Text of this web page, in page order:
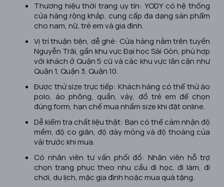
Thương hiệu thời trang uy tín: YODY có hệ thống
cửa hàng rộng khắp, cung cấp đa dạng sản phẩm
cho nam, nữ, trẻ em và gia đình.
Vị trí thuận tiện, dễ ghé: Cửa hàng nằm trên tuyến
Nguyễn Trãi, gần khu vực Đại học Sài Gòn, phù hợp
với khách ở Quận 5 cũ và các khu vực lân cận như
Quận 1, Quận 3, Quận 10.
Được thử size trực tiếp: Khách hàng có thể thử áo
polo, áo phông, quần, váy, đồ trẻ em để chọn
đúng form, hạn chế mua nhầm size khi đặt online.
Dễ kiểm tra chất liệu thật: Bạn có thể cảm nhận độ
mềm, độ co giãn, độ dày mỏng và độ thoáng của
vải trước khi mua.
Có nhân viên tư vấn phối đồ: Nhân viên hỗ trợ
chọn trang phục theo nhu cầu đi học, đi làm, đi
chơi, du lịch, mặc gia đình hoặc mua quà tặng.